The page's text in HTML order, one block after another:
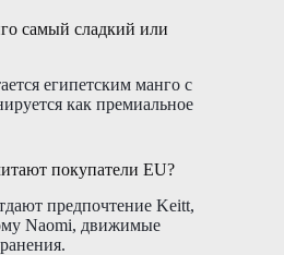
самый сладкий или
египетским манго с
как премиальное
покупатели EU?
предпочтение Keitt,
Naomi, движимые